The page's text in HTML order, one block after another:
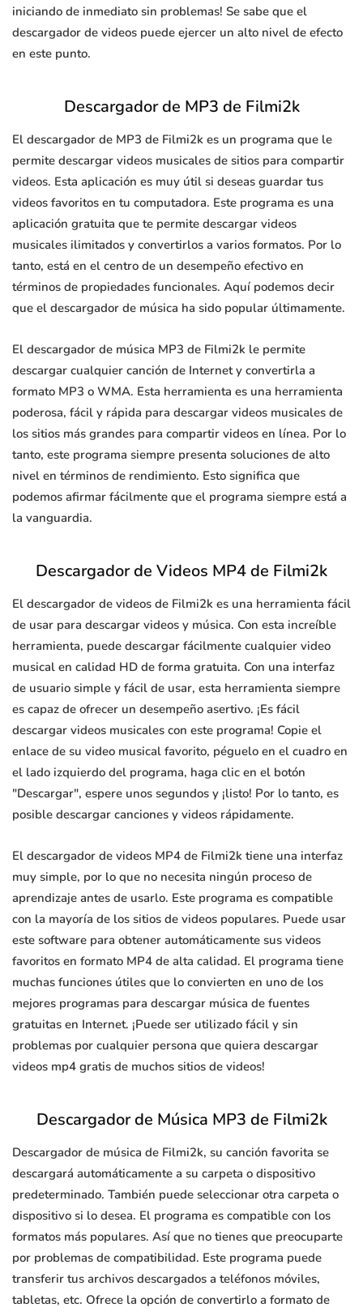
iniciando de inmediato sin problemas! Se sabe que el
descargador de videos puede ejercer un alto nivel de efecto
en este punto.
Descargador de MP3 de Filmi2k
El descargador de MP3 de Filmi2k es un programa que le
permite descargar videos musicales de sitios para compartir
videos. Esta aplicación es muy útil si deseas guardar tus
videos favoritos en tu computadora. Este programa es una
aplicación gratuita que te permite descargar videos
musicales ilimitados y convertirlos a varios formatos. Por lo
tanto, está en el centro de un desempeño efectivo en
términos de propiedades funcionales. Aquí podemos decir
que el descargador de música ha sido popular últimamente.
El descargador de música MP3 de Filmi2k le permite
descargar cualquier canción de Internet y convertirla a
formato MP3 o WMA. Esta herramienta es una herramienta
poderosa, fácil y rápida para descargar videos musicales de
los sitios más grandes para compartir videos en línea. Por lo
tanto, este programa siempre presenta soluciones de alto
nivel en términos de rendimiento. Esto significa que
podemos afirmar fácilmente que el programa siempre está a
la vanguardia.
Descargador de Videos MP4 de Filmi2k
El descargador de videos de Filmi2k es una herramienta fácil
de usar para descargar videos y música. Con esta increíble
herramienta, puede descargar fácilmente cualquier video
musical en calidad HD de forma gratuita. Con una interfaz
de usuario simple y fácil de usar, esta herramienta siempre
es capaz de ofrecer un desempeño asertivo. ¡Es fácil
descargar videos musicales con este programa! Copie el
enlace de su video musical favorito, péguelo en el cuadro en
el lado izquierdo del programa, haga clic en el botón
"Descargar", espere unos segundos y ¡listo! Por lo tanto, es
posible descargar canciones y videos rápidamente.
El descargador de videos MP4 de Filmi2k tiene una interfaz
muy simple, por lo que no necesita ningún proceso de
aprendizaje antes de usarlo. Este programa es compatible
con la mayoría de los sitios de videos populares. Puede usar
este software para obtener automáticamente sus videos
favoritos en formato MP4 de alta calidad. El programa tiene
muchas funciones útiles que lo convierten en uno de los
mejores programas para descargar música de fuentes
gratuitas en Internet. ¡Puede ser utilizado fácil y sin
problemas por cualquier persona que quiera descargar
videos mp4 gratis de muchos sitios de videos!
Descargador de Música MP3 de Filmi2k
Descargador de música de Filmi2k, su canción favorita se
descargará automáticamente a su carpeta o dispositivo
predeterminado. También puede seleccionar otra carpeta o
dispositivo si lo desea. El programa es compatible con los
formatos más populares. Así que no tienes que preocuparte
por problemas de compatibilidad. Este programa puede
transferir tus archivos descargados a teléfonos móviles,
tabletas, etc. Ofrece la opción de convertirlo a formato de